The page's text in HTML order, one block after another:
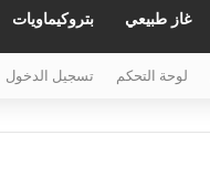
غاز طبيعي بتروكيماويات
لوحة التحكم تسجيل الدخول